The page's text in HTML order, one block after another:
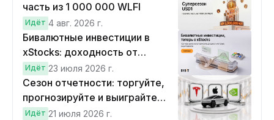
часть из 1 000 000 WLFI
Идёт 4 авг. 2026 г.
Бивалютные инвестиции в
xStocks: доходность от
прогнозов
Идёт 23 июля 2026 г.
Сезон отчетности: торгуйте,
прогнозируйте и выиграйте
Cybertruck!
Идёт 21 июля 2026 г.